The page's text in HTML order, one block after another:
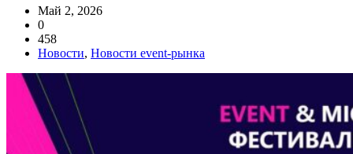
Май 2, 2026
0
458
Новости, Новости event-рынка